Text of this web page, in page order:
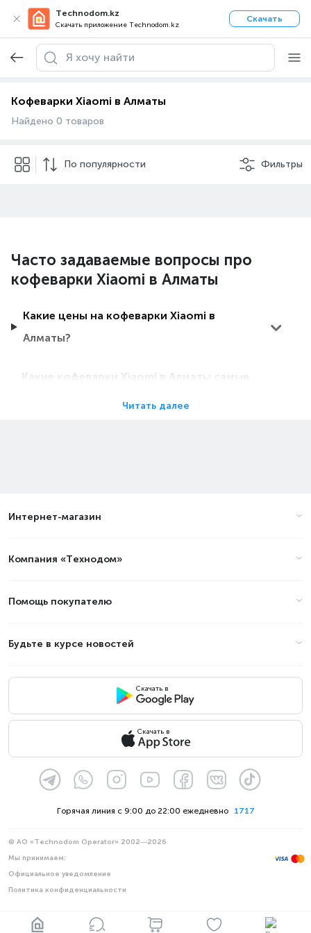
Technodom.kz
Скачать приложение Technodom.kz
Скачать
Кофеварки Xiaomi в Алматы
Найдено 0 товаров
По популярности Фильтры
Часто задаваемые вопросы про
кофеварки Xiaomi в Алматы
Какие цены на кофеварки Xiaomi в
Алматы?
Какие кофеварки Xiaomi в Алматы самые
Алматы (стоимость на Август
Читать далее
Интернет-магазин
Компания «Технодом»
Помощь покупателю
Будьте в курсе новостей
Скачать в
Скачать в
1717
Горячая линия с 9:00 до 22:00 ежедневно
© АО «Technodom Operator» 2002—2026
Мы принимаем:
Официальное уведомление
Политика конфиденциальности